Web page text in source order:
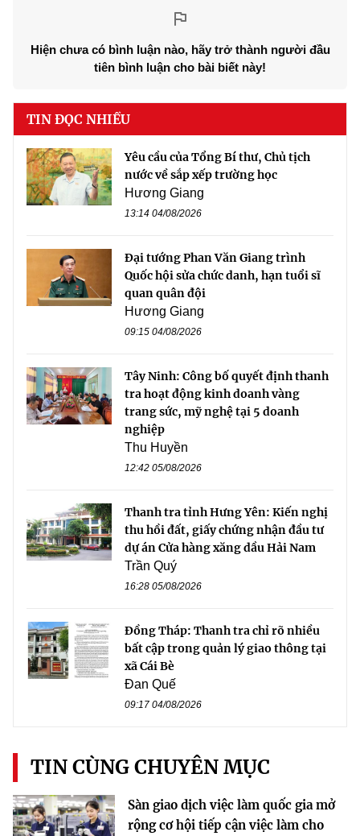
Hiện chưa có bình luận nào, hãy trở thành người đầu
tiên bình luận cho bài biết này!
TIN ĐỌC NHIỀU
Yêu cầu của Tổng Bí thư, Chủ tịch
nước về sắp xếp trường học
Hương Giang
13:14 04/08/2026
Đại tướng Phan Văn Giang trình
Quốc hội sửa chức danh, hạn tuổi sĩ
quan quân đội
Hương Giang
09:15 04/08/2026
Tây Ninh: Công bố quyết định thanh
tra hoạt động kinh doanh vàng
trang sức, mỹ nghệ tại 5 doanh
nghiệp
Thu Huyền
12:42 05/08/2026
Thanh tra tỉnh Hưng Yên: Kiến nghị
thu hồi đất, giấy chứng nhận đầu tư
dự án Cửa hàng xăng dầu Hải Nam
Trần Quý
16:28 05/08/2026
Đồng Tháp: Thanh tra chỉ rõ nhiều
bất cập trong quản lý giao thông tại
xã Cái Bè
Đan Quế
09:17 04/08/2026
TIN CÙNG CHUYÊN MỤC
Sàn giao dịch việc làm quốc gia mở
rộng cơ hội tiếp cận việc làm cho